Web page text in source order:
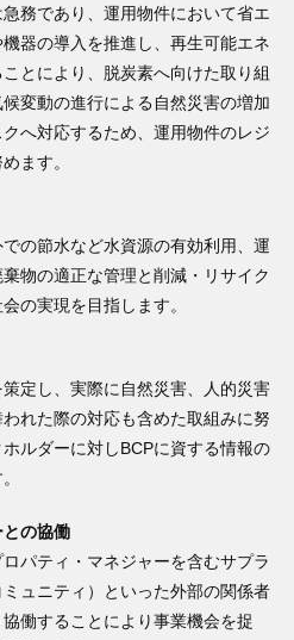
務であり、運用物件において省エ
器の導入を推進し、再生可能エネ
とにより、脱炭素へ向けた取り組
変動の進行による自然災害の増加
へ対応するため、運用物件のレジ
ます。
の節水など水資源の有効利用、運
物の適正な管理と削減・リサイク
の実現を目指します。
定し、実際に自然災害、人的災害
れた際の対応も含めた取組みに努
ルダーに対しBCPに資する情報の
の協働
パティ・マネジャーを含むサプラ
ュニティ）といった外部の関係者
働することにより事業機会を捉